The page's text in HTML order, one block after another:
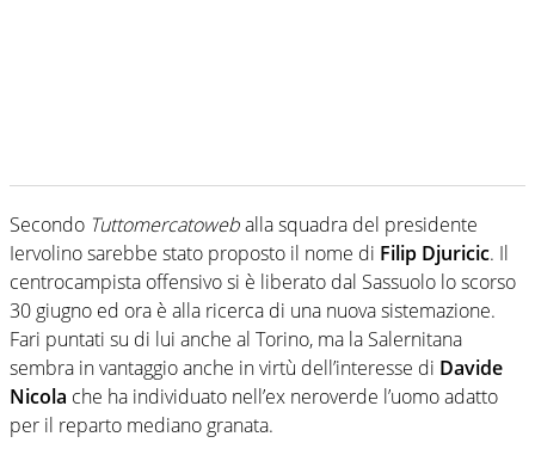
Secondo Tuttomercatoweballa squadra del presidente
Iervolino sarebbe stato proposto il nome di Filip Djuricic. Il
centrocampista offensivo si è liberato dal Sassuolo lo scorso
30 giugno ed ora è alla ricerca di una nuova sistemazione.
Fari puntati su di lui anche al Torino, ma la Salernitana
sembra in vantaggio anche in virtù dell’interesse di Davide
Nicola che ha individuato nell’ex neroverde l’uomo adatto
per il reparto mediano granata.